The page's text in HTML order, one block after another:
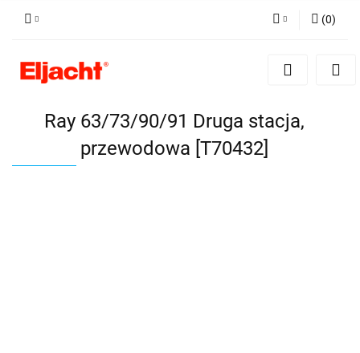
Zaloguj się
(0)
Ray 63/73/90/91 Druga stacja,
przewodowa [T70432]